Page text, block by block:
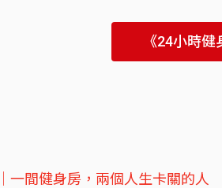
《24小時
一間健身房，兩個人生卡關的人